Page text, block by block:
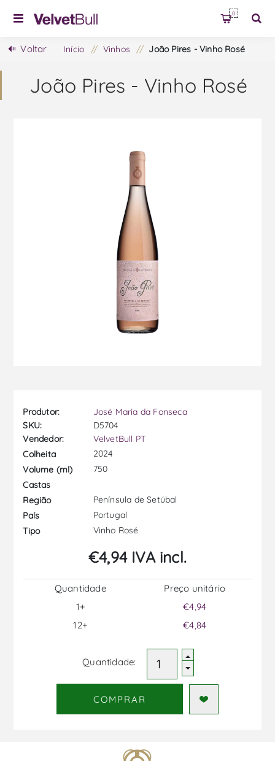
0
Voltar Início / Vinhos / João Pires - Vinho Rosé
João Pires - Vinho Rosé
Produtor:
José Maria da Fonseca
SKU:
D5704
Vendedor:
VelvetBull PT
Colheita
2024
Volume (ml)
750
Castas
Região
Península de Setúbal
País
Portugal
Tipo
Vinho Rosé
€4,94 IVA incl.
Quantidade
1+
12+
Preço unitário
€4,94
€4,84
Quantidade:
COMPRAR